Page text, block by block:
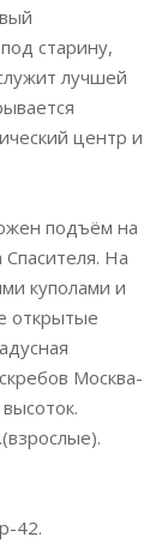
старину,
лучшей
центр и
подъём на
На
куполами и
открытые
Москва-
42.